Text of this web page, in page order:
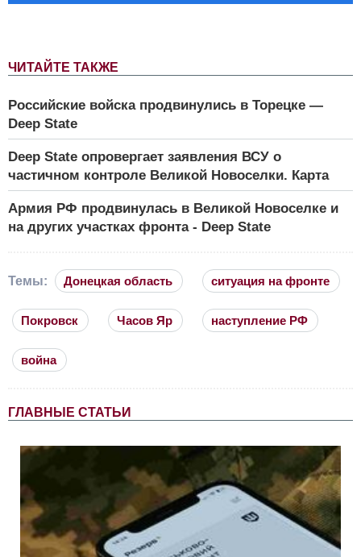
ЧИТАЙТЕ ТАКЖЕ
Российские войска продвинулись в Торецке —
Deep State
Deep State опровергает заявления ВСУ о
частичном контроле Великой Новоселки. Карта
Армия РФ продвинулась в Великой Новоселке и
на других участках фронта - Deep State
Темы: Донецкая область ситуация на фронте
Покровск Часов Яр наступление РФ
война
ГЛАВНЫЕ СТАТЬИ